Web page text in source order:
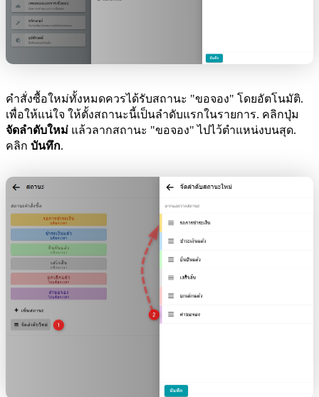
คำสั่งซื้อใหม่ทั้งหมดควรได้รับสถานะ "ขอจอง" โดยอัตโนมัติ.
เพื่อให้แน่ใจ ให้ตั้งสถานะนี้เป็นลำดับแรกในรายการ. คลิกปุ่ม
จัดลำดับใหม่ แล้วลากสถานะ "ขอจอง" ไปไว้ตำแหน่งบนสุด.
คลิก บันทึก.